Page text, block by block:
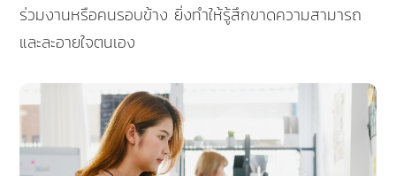
ร่วมงานหรือคนรอบข้าง ยิ่งทำให้รู้สึกขาดความสามารถ
และละอายใจตนเอง